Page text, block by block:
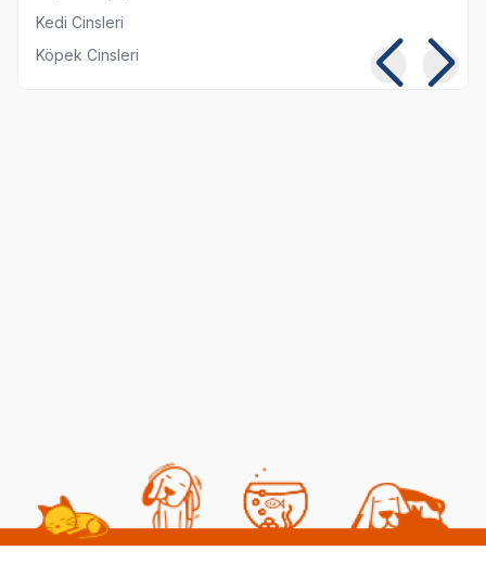
Kedi Cinsleri
Köpek Cinsleri